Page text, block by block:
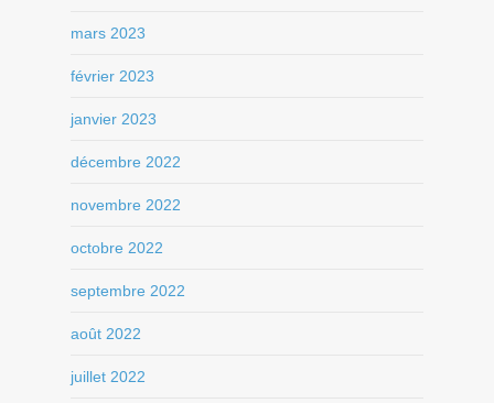
mars 2023
février 2023
janvier 2023
décembre 2022
novembre 2022
octobre 2022
septembre 2022
août 2022
juillet 2022